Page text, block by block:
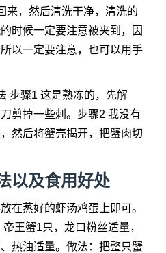
来，然后清洗干净，清洗的
时候一定要注意被夹到，因
以一定要注意，也可以用手
步骤1 这是熟冻的，先解
剪掉一些刺。步骤2 我没有
然后将蟹壳揭开，把蟹肉切
以及食用好处
在蒸好的虾汤鸡蛋上即可。
王蟹1只，龙口粉丝适量，
热油适量。做法：把整只蟹